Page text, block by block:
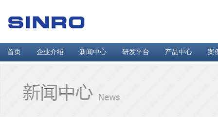
首页 企业介绍 新闻中心 研发平台 产品中心 案